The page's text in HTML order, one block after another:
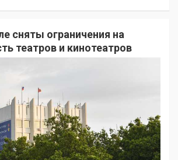
сняты ограничения на
театров и кинотеатров